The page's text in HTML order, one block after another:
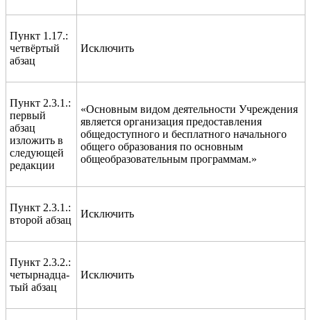
Пункт 1.17.:
четвёртый
абзац
Исключить
Пункт 2.3.1.:
первый
абзац
изложить в
следующей
редакции
«Основным видом деятельности Учреждения
является организация предоставления
общедоступного и бесплатного начального
общего образования по основным
общеобразовательным программам.»
Пункт 2.3.1.:
второй абзац
Исключить
Пункт 2.3.2.:
четырнадца-
тый абзац
Исключить